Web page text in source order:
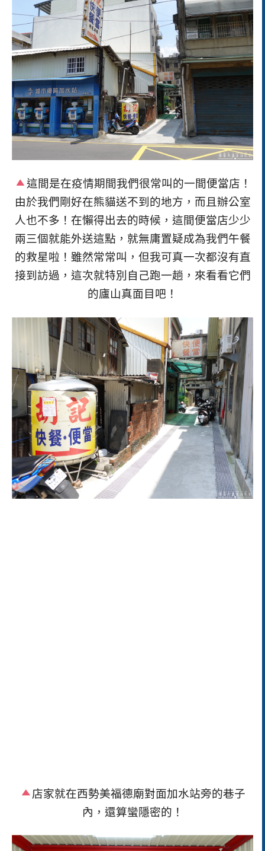
這間是在疫情期間我們很常叫的一間便當店！
由於我們剛好在熊貓送不到的地方，而且辦公室
人也不多！在懶得出去的時候，這間便當店少少
兩三個就能外送這點，就無庸置疑成為我們午餐
的救星啦！雖然常常叫，但我可真一次都沒有直
接到訪過，這次就特別自己跑一趟，來看看它們
的廬山真面目吧！
店家就在西勢美福德廟對面加水站旁的巷子
內，還算蠻隱密的！